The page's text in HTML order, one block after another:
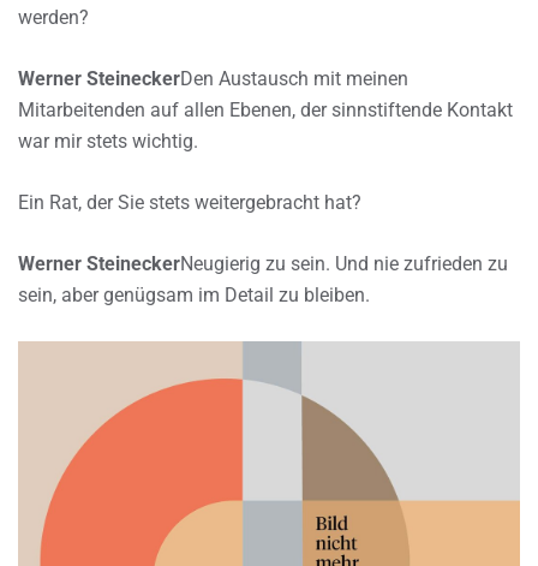
werden?
Werner SteineckerDen Austausch mit meinen
Mitarbeitenden auf allen Ebenen, der sinnstiftende Kontakt
war mir stets wichtig.
Ein Rat, der Sie stets weitergebracht hat?
Werner SteineckerNeugierig zu sein. Und nie zufrieden zu
sein, aber genügsam im Detail zu bleiben.